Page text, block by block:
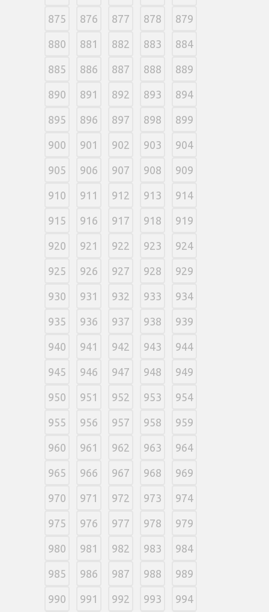
875 876 877 878 879
880 881 882 883 884
885 886 887 888 889
890 891 892 893 894
895 896 897 898 899
900 901 902 903 904
905 906 907 908 909
910 911 912 913 914
915 916 917 918 919
920 921 922 923 924
925 926 927 928 929
930 931 932 933 934
935 936 937 938 939
940 941 942 943 944
945 946 947 948 949
950 951 952 953 954
955 956 957 958 959
960 961 962 963 964
965 966 967 968 969
970 971 972 973 974
975 976 977 978 979
980 981 982 983 984
985 986 987 988 989
990 991 992 993 994